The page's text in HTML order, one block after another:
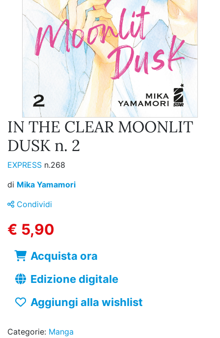
IN THE CLEAR MOONLIT
DUSK n. 2
EXPRESS n.268
di Mika Yamamori
Condividi
€ 5,90
Acquista ora
Edizione digitale
Aggiungi alla wishlist
Categorie: Manga